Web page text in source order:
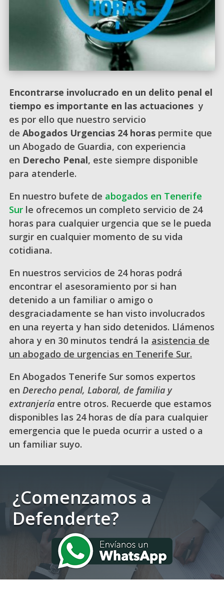
Encontrarse involucrado en un delito penal el
tiempo es importante en las actuaciones y
es por ello que nuestro servicio
de Abogados Urgencias 24 horaspermite que
un Abogado de Guardia, con experiencia
en Derecho Penal, este siempre disponible
para atenderle.
En nuestro bufete de abogados en Tenerife
Sur le ofrecemos un completo servicio de 24
horas para cualquier urgencia que se le pueda
surgir en cualquier momento de su vida
cotidiana.
En nuestros servicios de 24 horas podrá
encontrar el asesoramiento por si han
detenido a un familiar o amigo o
desgraciadamente se han visto involucrados
en una reyerta y han sido detenidos. Llámenos
ahora y en 30 minutos tendrá la asistencia de
un abogado de urgencias en Tenerife Sur.
En Abogados Tenerife Sur somos expertos
en Derecho penal, Laboral, de familia y
extranjeríaentre otros. Recuerde que estamos
disponibles las 24 horas de día para cualquier
emergencia que le pueda ocurrir a usted o a
un familiar suyo.
¿Comenzamos a
Defenderte?